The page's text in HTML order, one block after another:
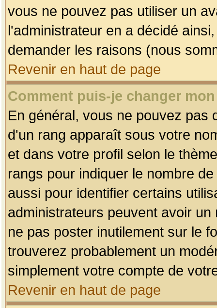
vous ne pouvez pas utiliser un
l'administrateur en a décidé
demander les raisons (nous
Revenir en haut de page
Comment puis-je changer
En général, vous ne pouvez pas
d'un rang apparaît sous votre
et dans votre profil selon le
rangs pour indiquer le nombre
aussi pour identifier certains
administrateurs peuvent avoir
ne pas poster inutilement sur le
trouverez probablement un
simplement votre compte de
Revenir en haut de page